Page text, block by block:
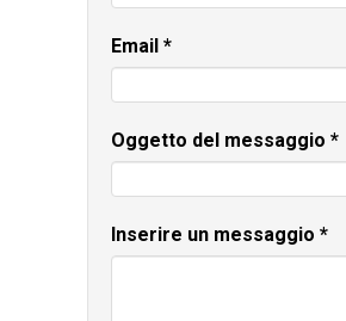
Email *
Oggetto del messaggio *
Inserire un messaggio *